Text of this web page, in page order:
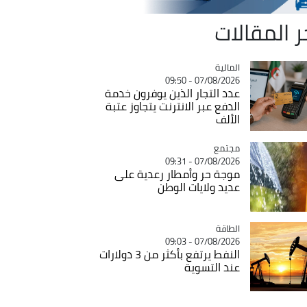
المقالات
Catégorie
المالية
07/08/2026 - 09:50
عدد التجار الذين يوفرون خدمة
الدفع عبر الانترنت يتجاوز عتبة
الألف
Catégorie
مجتمع
07/08/2026 - 09:31
موجة حر وأمطار رعدية على
عديد ولايات الوطن
Catégorie
الطاقة
07/08/2026 - 09:03
النفط يرتفع بأكثر من 3 دولارات
عند التسوية